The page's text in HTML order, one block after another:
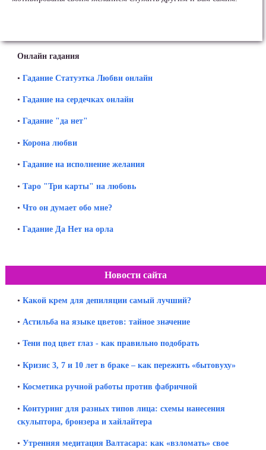
Онлайн гадания
• Гадание Статуэтка Любви онлайн
• Гадание на сердечках онлайн
• Гадание "да нет"
• Корона любви
• Гадание на исполнение желания
• Таро "Три карты" на любовь
• Что он думает обо мне?
• Гадание Да Нет на орла
Новости сайта
• Какой крем для депиляции самый лучший?
• Астильба на языке цветов: тайное значение
• Тени под цвет глаз - как правильно подобрать
• Кризис 3, 7 и 10 лет в браке – как пережить «бытовуху»
• Косметика ручной работы против фабричной
• Контуринг для разных типов лица: схемы нанесения
скульптора, бронзера и хайлайтера
• Утренняя медитация Валтасара: как «взломать» свое